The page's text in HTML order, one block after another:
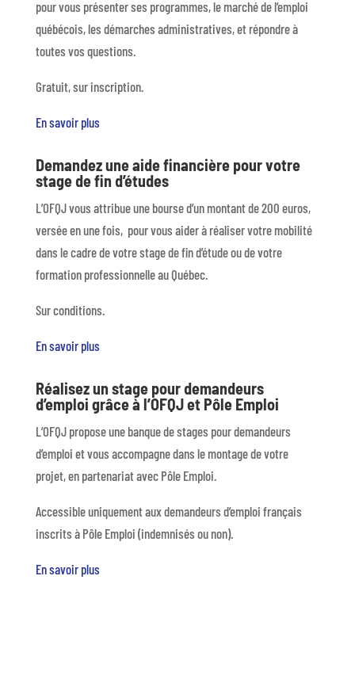
pour vous présenter ses programmes, le marché de l’emploi
québécois, les démarches administratives, et répondre à
toutes vos questions.
Gratuit, sur inscription.
En savoir plus
Demandez une aide financière pour votre
stage de fin d’études
L’OFQJ vous attribue une bourse d’un montant de 200 euros,
versée en une fois, pour vous aider à réaliser votre mobilité
dans le cadre de votre stage de fin d’étude ou de votre
formation professionnelle au Québec.
Sur conditions.
En savoir plus
Réalisez un stage pour demandeurs
d’emploi grâce à l’OFQJ et Pôle Emploi
L’OFQJ propose une banque de stages pour demandeurs
d’emploi et vous accompagne dans le montage de votre
projet, en partenariat avec Pôle Emploi.
Accessible uniquement aux demandeurs d’emploi français
inscrits à Pôle Emploi (indemnisés ou non).
En savoir plus